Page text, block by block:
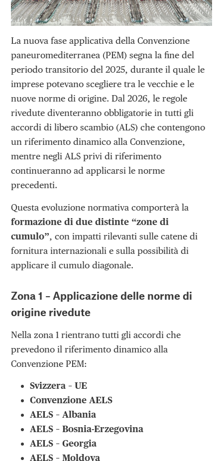
La nuova fase applicativa della Convenzione
paneuromediterranea (PEM) segna la fine del
periodo transitorio del 2025, durante il quale le
imprese potevano scegliere tra le vecchie e le
nuove norme di origine. Dal 2026, le regole
rivedute diventeranno obbligatorie in tutti gli
accordi di libero scambio (ALS) che contengono
un riferimento dinamico alla Convenzione,
mentre negli ALS privi di riferimento
continueranno ad applicarsi le norme
precedenti.
Questa evoluzione normativa comporterà la
formazione di due distinte “zone di
cumulo”, con impatti rilevanti sulle catene di
fornitura internazionali e sulla possibilità di
applicare il cumulo diagonale.
Zona 1 – Applicazione delle norme di
origine rivedute
Nella zona 1 rientrano tutti gli accordi che
prevedono il riferimento dinamico alla
Convenzione PEM:
Svizzera – UE
Convenzione AELS
AELS – Albania
AELS – Bosnia-Erzegovina
AELS – Georgia
AELS – Moldova